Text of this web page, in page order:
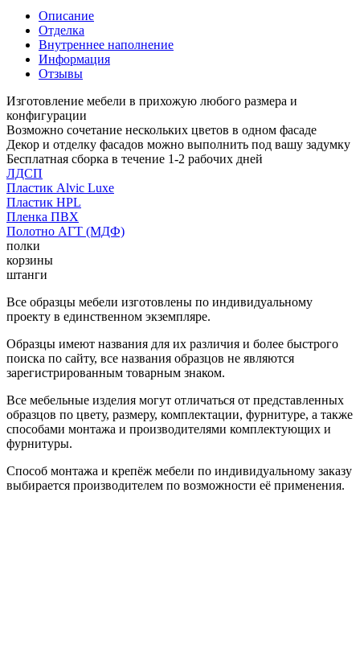
Описание
Отделка
Внутреннее наполнение
Информация
Отзывы
Изготовление мебели в прихожую любого размера и
конфигурации
Возможно сочетание нескольких цветов в одном фасаде
Декор и отделку фасадов можно выполнить под вашу задумку
Бесплатная сборка в течение 1-2 рабочих дней
ЛДСП
Пластик Alvic Luxe
Пластик HPL
Пленка ПВХ
Полотно АГТ (МДФ)
полки
корзины
штанги
Все образцы мебели изготовлены по индивидуальному
проекту в единственном экземпляре.
Образцы имеют названия для их различия и более быстрого
поиска по сайту, все названия образцов не являются
зарегистрированным товарным знаком.
Все мебельные изделия могут отличаться от представленных
образцов по цвету, размеру, комплектации, фурнитуре, а также
способами монтажа и производителями комплектующих и
фурнитуры.
Способ монтажа и крепёж мебели по индивидуальному заказу
выбирается производителем по возможности её применения.